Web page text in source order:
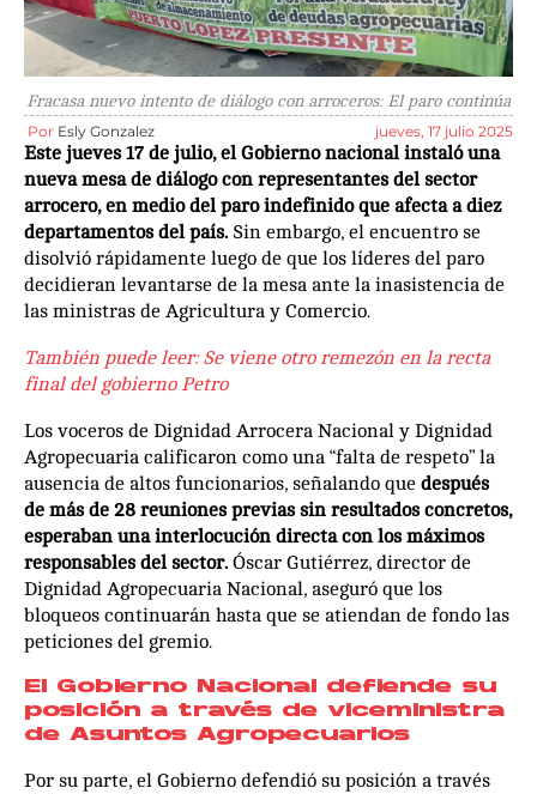
Fracasa nuevo intento de diálogo con arroceros: El paro continúa
Por Esly Gonzalez jueves, 17 julio 2025
Este jueves 17 de julio, el Gobierno nacional instaló una
nueva mesa de diálogo con representantes del sector
arrocero, en medio del paro indefinido que afecta a diez
departamentos del país. Sin embargo, el encuentro se
disolvió rápidamente luego de que los líderes del paro
decidieran levantarse de la mesa ante la inasistencia de
las ministras de Agricultura y Comercio.
También puede leer: Se viene otro remezón en la recta
final del gobierno Petro
Los voceros de Dignidad Arrocera Nacional y Dignidad
Agropecuaria calificaron como una “falta de respeto” la
ausencia de altos funcionarios, señalando que después
de más de 28 reuniones previas sin resultados concretos,
esperaban una interlocución directa con los máximos
responsables del sector. Óscar Gutiérrez, director de
Dignidad Agropecuaria Nacional, aseguró que los
bloqueos continuarán hasta que se atiendan de fondo las
peticiones del gremio.
El Gobierno Nacional defiende su
posición a través de viceministra
de Asuntos Agropecuarios
Por su parte, el Gobierno defendió su posición a través